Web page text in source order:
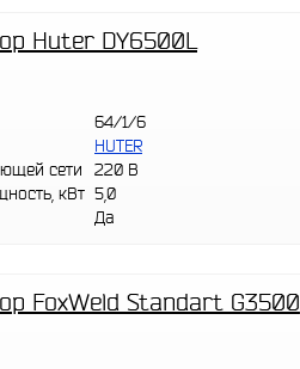
Huter DY6500L
64/1/6
HUTER
сети
220 В
кВт 5,0
Да
FoxWeld Standart G3500